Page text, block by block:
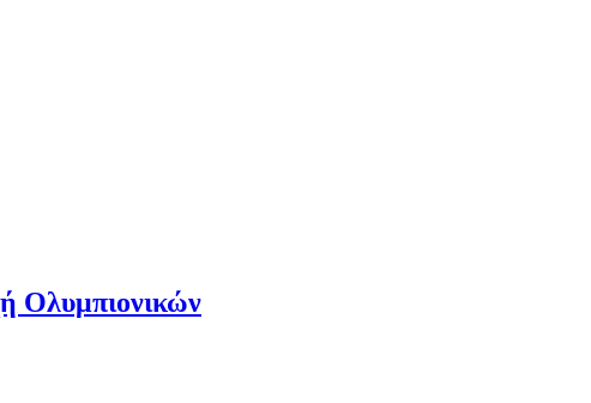
Ολυμπιονικών